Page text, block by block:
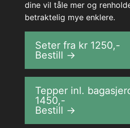
dine vil tåle mer og
betraktelig mye enklere.
Seter fra kr 1250,-
Bestill →
Tepper inl.
1450,-
Bestill →